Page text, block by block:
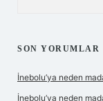
SON YORUMLAR
İnebolu’ya neden
İnebolu’ya neden